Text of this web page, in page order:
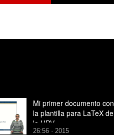
Mi primer documento con
la plantilla para LaTeX de
la UPV
26:56 · 2015